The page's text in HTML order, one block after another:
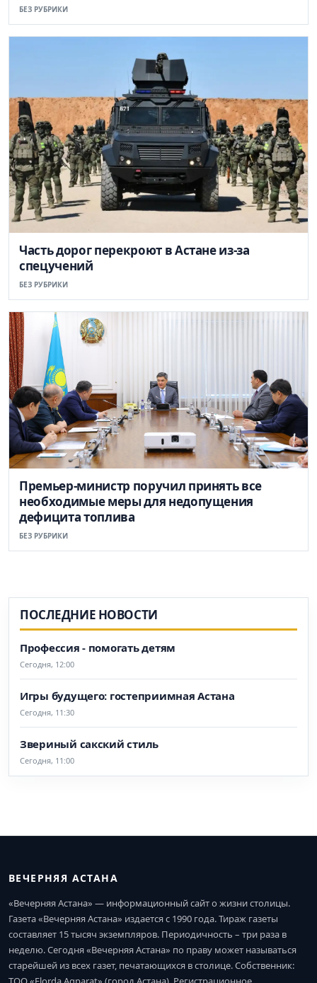
БЕЗ РУБРИКИ
Часть дорог перекроют в Астане из-за
спецучений
БЕЗ РУБРИКИ
Премьер-министр поручил принять все
необходимые меры для недопущения
дефицита топлива
БЕЗ РУБРИКИ
ПОСЛЕДНИЕ НОВОСТИ
Профессия - помогать детям
Сегодня, 12:00
Игры будущего: гостеприимная Астана
Сегодня, 11:30
Звериный сакский стиль
Сегодня, 11:00
ВЕЧЕРНЯЯ АСТАНА
«Вечерняя Астана» — информационный сайт о жизни столицы.
Газета «Вечерняя Астана» издается с 1990 года. Тираж газеты
составляет 15 тысяч экземпляров. Периодичность – три раза в
неделю. Сегодня «Вечерняя Астана» по праву может называться
старейшей из всех газет, печатающихся в столице. Собственник: